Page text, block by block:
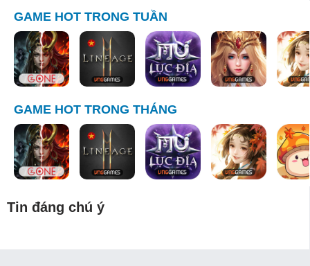
GAME HOT TRONG TUẦN
GAME HOT TRONG THÁNG
Tin đáng chú ý